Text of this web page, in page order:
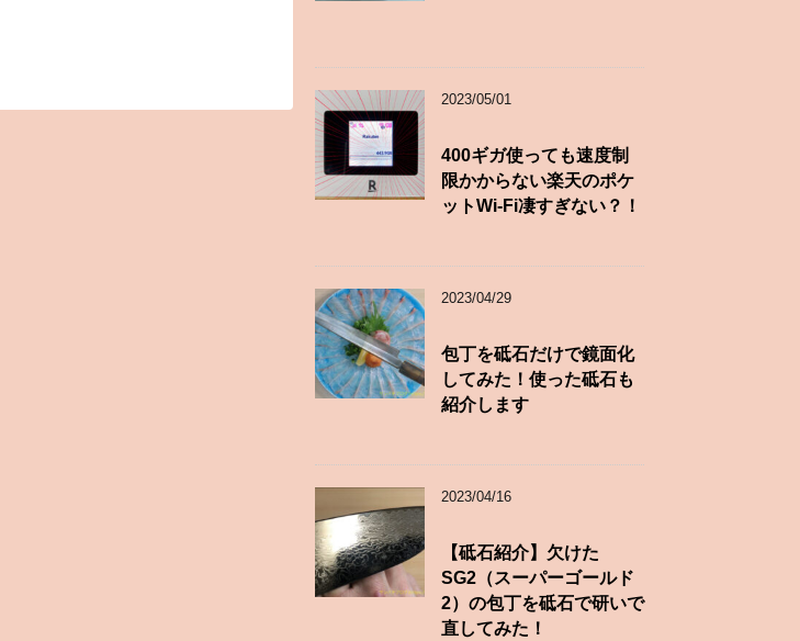
2023/05/01
400ギガ使っても速度制
限かからない楽天のポケ
ットWi-Fi凄すぎない？！
2023/04/29
包丁を砥石だけで鏡面化
してみた！使った砥石も
紹介します
2023/04/16
【砥石紹介】欠けた
SG2（スーパーゴールド
2）の包丁を砥石で研いで
直してみた！